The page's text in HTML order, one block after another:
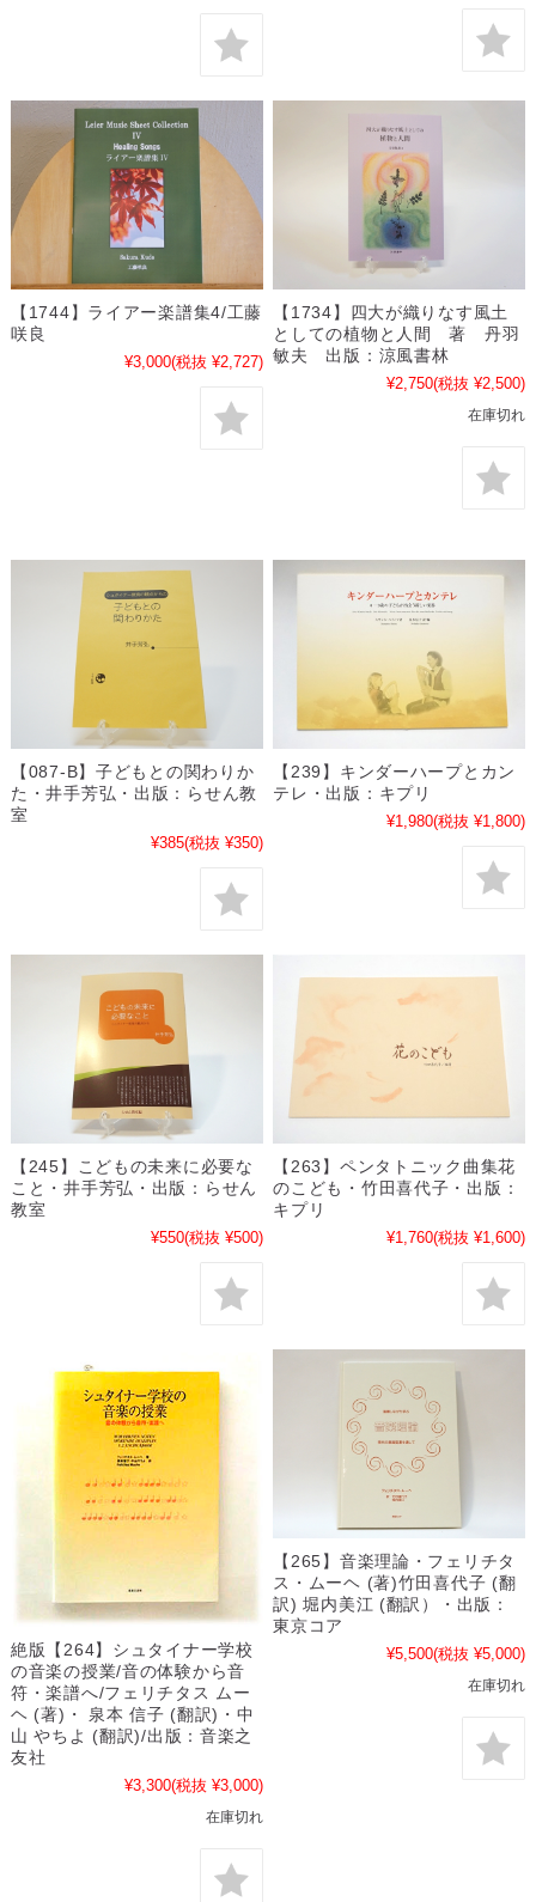
【1744】ライアー楽譜集4/工藤
咲良
¥3,000(税抜 ¥2,727)
【1734】四大が織りなす風土
としての植物と人間 著 丹羽
敏夫 出版：涼風書林
¥2,750(税抜 ¥2,500)
在庫切れ
【087-B】子どもとの関わりか
た・井手芳弘・出版：らせん教
室
¥385(税抜 ¥350)
【239】キンダーハープとカン
テレ・出版：キプリ
¥1,980(税抜 ¥1,800)
【245】こどもの未来に必要な
こと・井手芳弘・出版：らせん
教室
¥550(税抜 ¥500)
【263】ペンタトニック曲集花
のこども・竹田喜代子・出版：
キプリ
¥1,760(税抜 ¥1,600)
絶版【264】シュタイナー学校
の音楽の授業/音の体験から音
符・楽譜へ/フェリチタス ムー
ヘ (著)・ 泉本 信子 (翻訳)・中
山 やちよ (翻訳)/出版：音楽之
友社
¥3,300(税抜 ¥3,000)
在庫切れ
【265】音楽理論・フェリチタ
ス・ムーヘ (著)竹田喜代子 (翻
訳) 堀内美江 (翻訳）・出版：
東京コア
¥5,500(税抜 ¥5,000)
在庫切れ